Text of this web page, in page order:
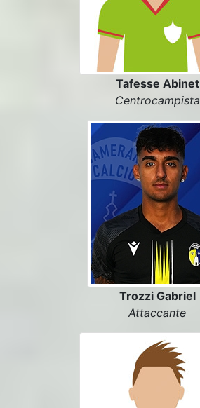
Tafesse Abinet
Centrocampista
Trozzi Gabriel
Attaccante